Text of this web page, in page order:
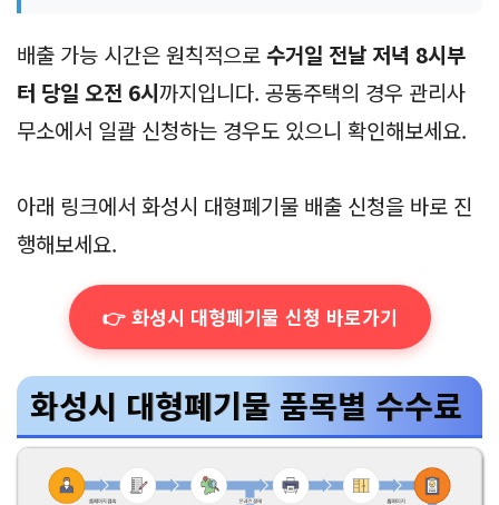
배출 가능 시간은 원칙적으로수거일 전날 저녁 8시부
터 당일 오전 6시까지입니다. 공동주택의 경우 관리사
무소에서 일괄 신청하는 경우도 있으니 확인해보세요.
아래 링크에서 화성시 대형폐기물 배출 신청을 바로 진
행해보세요.
👉 화성시 대형폐기물 신청 바로가기
화성시 대형폐기물 품목별 수수료